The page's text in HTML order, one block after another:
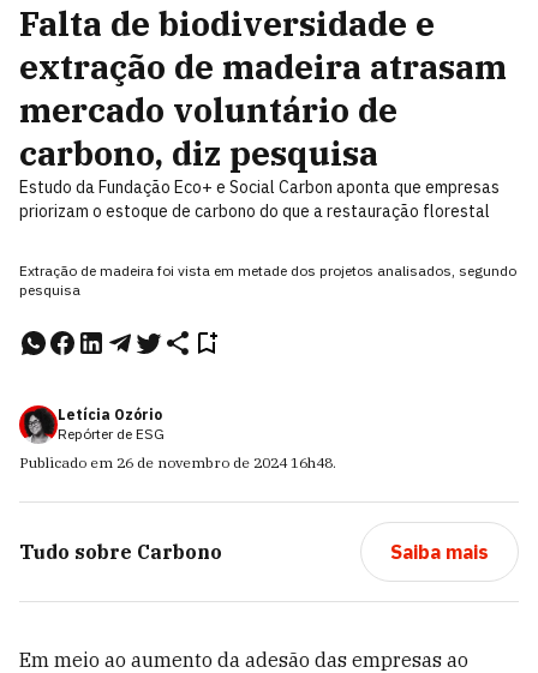
Falta de biodiversidade e
extração de madeira atrasam
mercado voluntário de
carbono, diz pesquisa
Estudo da Fundação Eco+ e Social Carbon aponta que empresas
priorizam o estoque de carbono do que a restauração florestal
Extração de madeira foi vista em metade dos projetos analisados, segundo
pesquisa
Letícia Ozório
Repórter de ESG
Publicado em 26 de novembro de 2024 16h48.
Tudo sobre Carbono Saiba mais
Em meio ao aumento da adesão das empresas ao